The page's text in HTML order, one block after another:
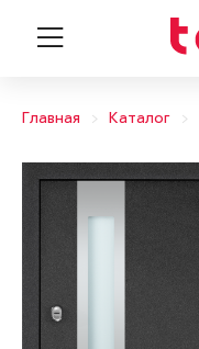
Главная Каталог